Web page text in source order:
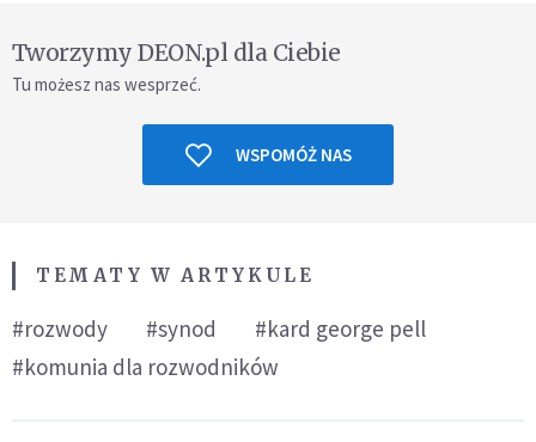
Tworzymy DEON.pl dla Ciebie
Tu możesz nas wesprzeć.
WSPOMÓŻ NAS
TEMATY W ARTYKULE
#rozwody #synod
#kard george pell
#komunia dla rozwodników